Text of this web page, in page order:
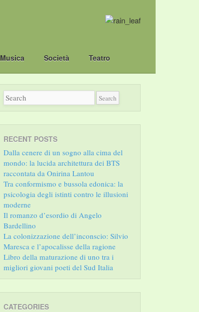
Musica Società Teatro
RECENT POSTS
Dalla cenere di un sogno alla cima del
mondo: la lucida architettura dei BTS
raccontata da Onirina Lantou
Tra conformismo e bussola edonica: la
psicologia degli istinti contro le illusioni
moderne
Il romanzo d’esordio di Angelo
Bardellino
La colonizzazione dell’inconscio: Silvio
Maresca e l’apocalisse della ragione
Libro della maturazione di uno tra i
migliori giovani poeti del Sud Italia
CATEGORIES